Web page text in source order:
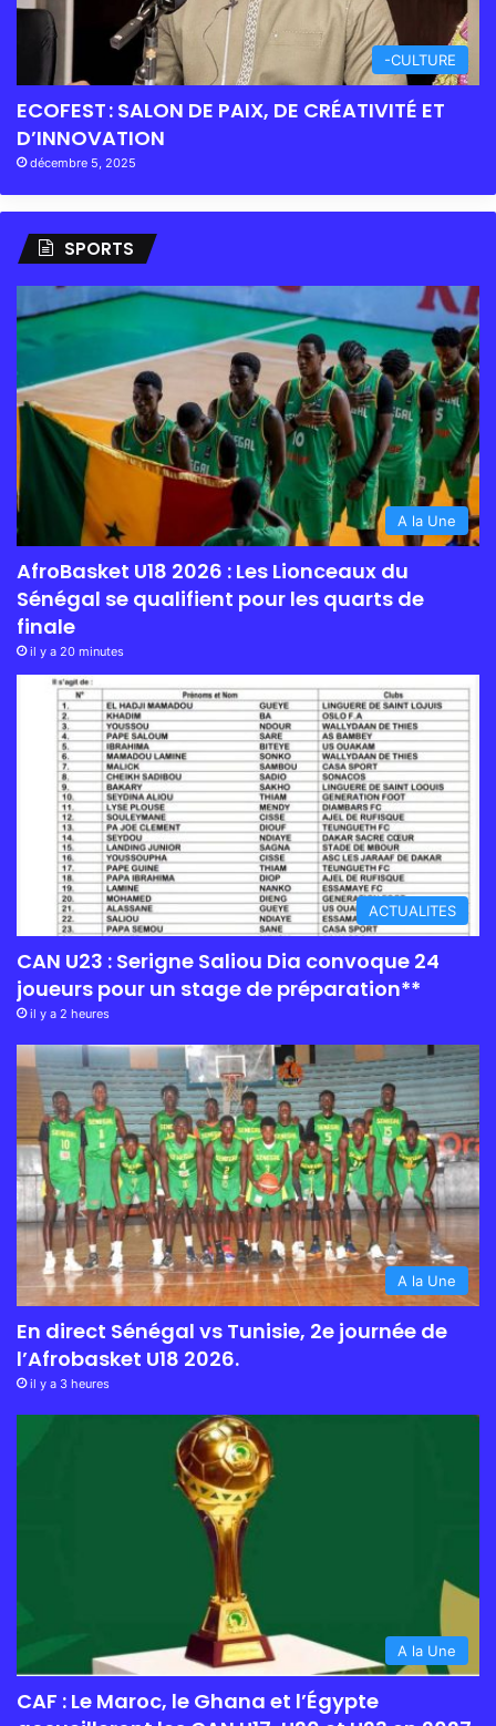
-CULTURE
ECOFEST : SALON DE PAIX, DE CRÉATIVITÉ ET
D’INNOVATION
décembre 5, 2025
SPORTS
A la Une
AfroBasket U18 2026 : Les Lionceaux du
Sénégal se qualifient pour les quarts de
finale
il y a 20 minutes
ACTUALITES
CAN U23 : Serigne Saliou Dia convoque 24
joueurs pour un stage de préparation**
il y a 2 heures
A la Une
En direct Sénégal vs Tunisie, 2e journée de
l’Afrobasket U18 2026.
il y a 3 heures
A la Une
CAF : Le Maroc, le Ghana et l’Égypte